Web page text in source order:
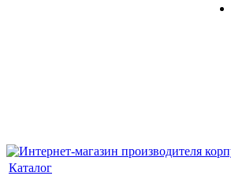
Каталог